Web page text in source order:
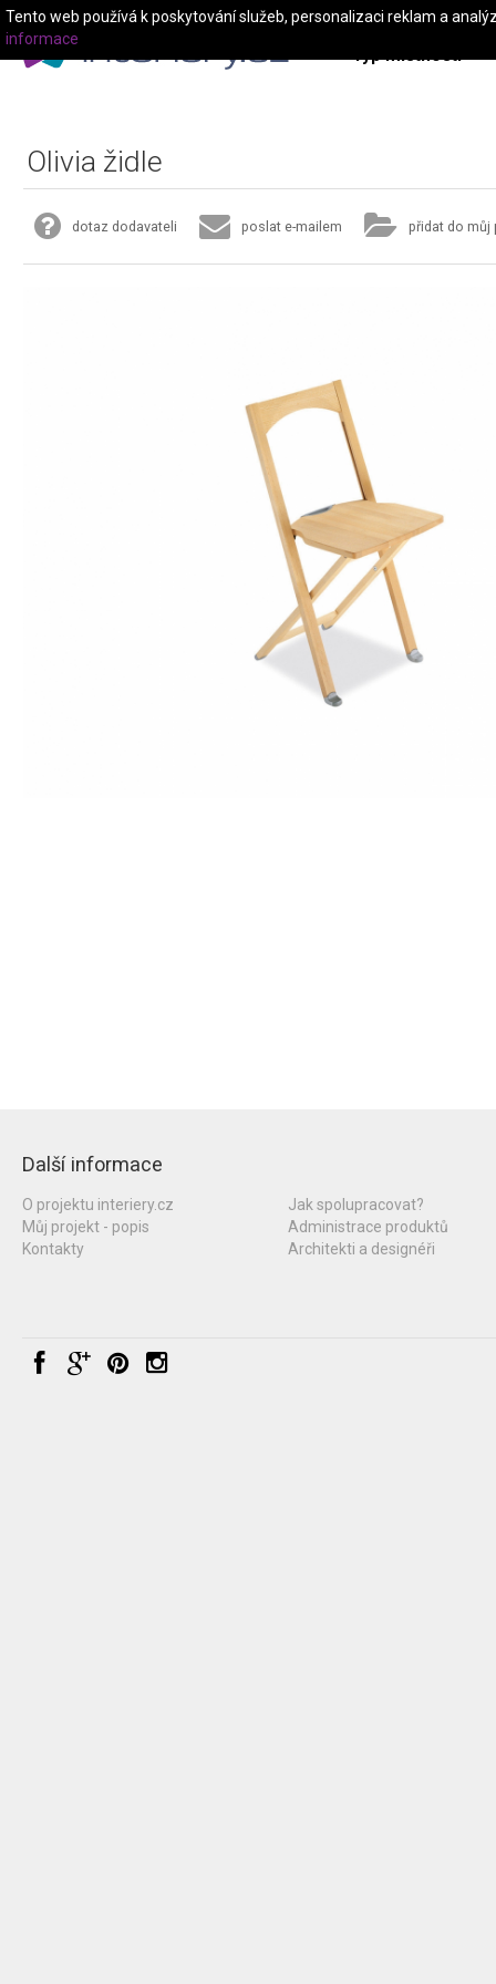
Typ místnosti
Olivia židle
dotaz dodavateli poslat e-mailem přidat do můj
Další informace
O projektu interiery.cz
Můj projekt - popis
Kontakty
Jak spolupracovat?
Administrace produktů
Architekti a designéři
Tento web používá k poskytování služeb, personalizaci reklam a
informace